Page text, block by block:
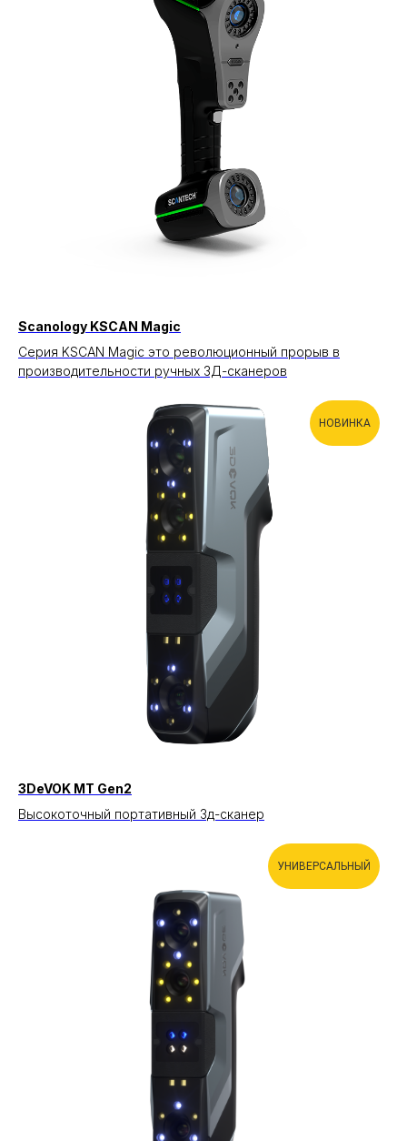
Scanology KSCAN Magic
Серия KSCAN Magic это революционный прорыв в
производительности ручных 3Д-сканеров
НОВИНКА
3DeVOK MT Gen2
Высокоточный портативный 3д-сканер
УНИВЕРСАЛЬНЫЙ